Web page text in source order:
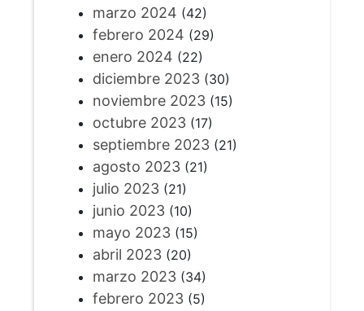
marzo 2024 (42)
febrero 2024 (29)
enero 2024 (22)
diciembre 2023(30)
noviembre 2023(15)
octubre 2023(17)
septiembre 2023(21)
agosto 2023(21)
julio 2023(21)
junio 2023(10)
mayo 2023(15)
abril 2023(20)
marzo 2023(34)
febrero 2023(5)